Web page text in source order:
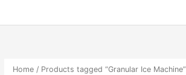
Home / Products tagged “Granular Ice Machine”